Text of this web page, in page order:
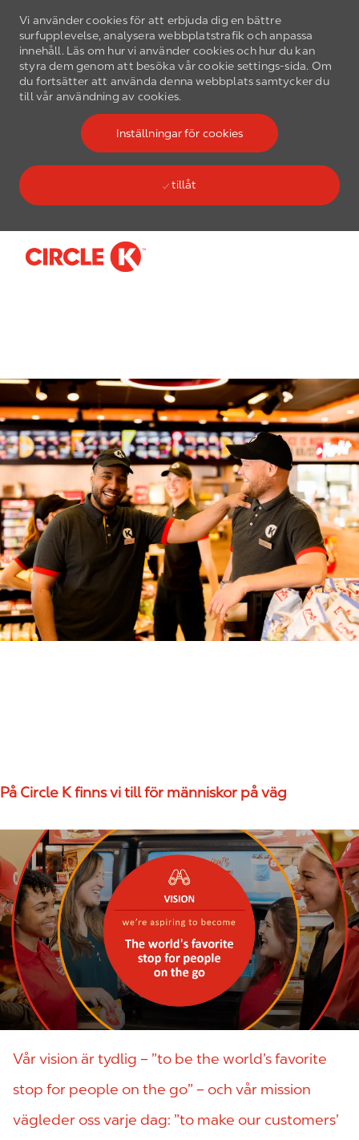
Vi använder cookies för att erbjuda dig en bättre
surfupplevelse, analysera webbplatstrafik och anpassa
innehåll. Läs om hur vi använder cookies och hur du kan
styra dem genom att besöka vår cookie settings-sida. Om
du fortsätter att använda denna webbplats samtycker du
till vår användning av cookies.
Inställningar för cookies
tillåt
På Circle K finns vi till för människor på väg
Vår vision är tydlig – ”to be the world’s favorite
stop for people on the go” – och vår mission
vägleder oss varje dag: ”to make our customers’